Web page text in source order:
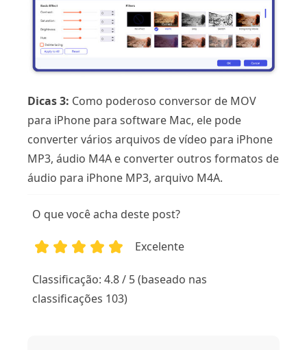
Dicas 3: Como poderoso conversor de MOV
para iPhone para software Mac, ele pode
converter vários arquivos de vídeo para iPhone
MP3, áudio M4A e converter outros formatos de
áudio para iPhone MP3, arquivo M4A.
O que você acha deste post?
Excelente
Classificação: 4.8 / 5 (baseado nas
classificações 103)